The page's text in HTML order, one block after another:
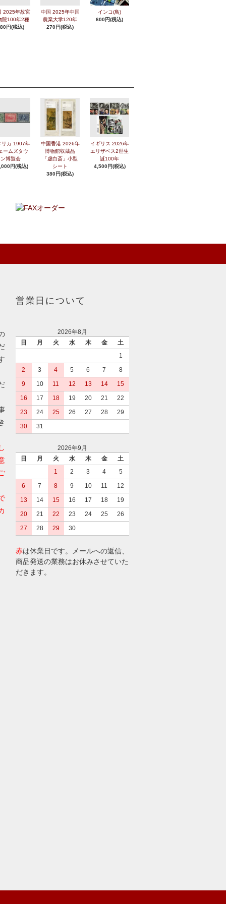
2025年故宮
院100年2種
円(税込)
中国 2025年中国
農業大学120年
270円(税込)
インコ(鳥)
600円(税込)
リカ 1907年
ームズタウ
ン博覧会
円(税込)
中国香港 2026年
博物館収蔵品
「虚白斎」小型
シート
380円(税込)
イギリス 2026年
エリザベス2世生
誕100年
4,500円(税込)
営業日について
2026年8月
日
月 火 水 木 金
土
1
2
3 4 5 6 7
8
9
10 11 12 13 14
15
16
17 18 19 20 21
22
23
24 25 26 27 28
29
30
31
2026年9月
日
月 火 水 木 金
土
1
2 3 4
5
6
7 8 9 10 11
12
13
14 15 16 17 18
19
20
21 22 23 24 25
26
27
28 29 30
赤は休業日です。メールへの返信、
商品発送の業務はお休みさせていた
だきます。